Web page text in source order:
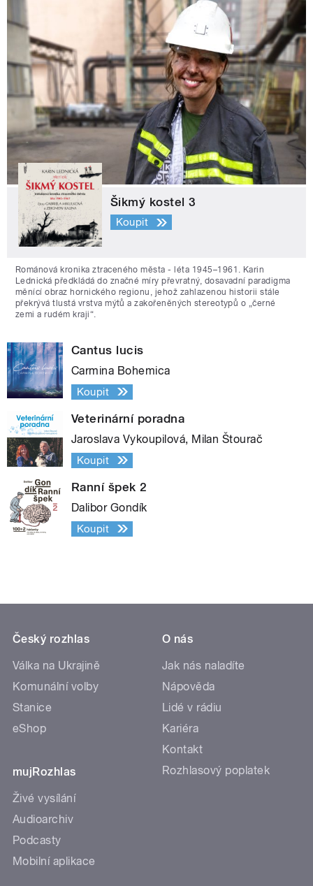
Šikmý kostel 3
Koupit
Románová kronika ztraceného města - léta 1945–1961. Karin
Lednická předkládá do značné míry převratný, dosavadní paradigma
měnící obraz hornického regionu, jehož zahlazenou historii stále
překrývá tlustá vrstva mýtů a zakořeněných stereotypů o „černé
zemi a rudém kraji“.
Cantus lucis
Carmina Bohemica
Koupit
Veterinární poradna
Jaroslava Vykoupilová, Milan Štourač
Koupit
Ranní špek 2
Dalibor Gondík
Koupit
Český rozhlas
Válka na Ukrajině
Komunální volby
Stanice
eShop
mujRozhlas
Živé vysílání
Audioarchiv
Podcasty
Mobilní aplikace
O nás
Jak nás naladíte
Nápověda
Lidé v rádiu
Kariéra
Kontakt
Rozhlasový poplatek